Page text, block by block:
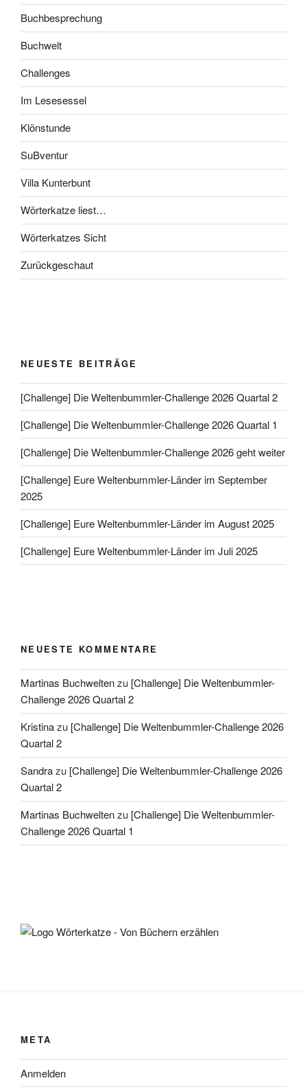
Buchbesprechung
Buchwelt
Challenges
Im Lesesessel
Klönstunde
SuBventur
Villa Kunterbunt
Wörterkatze liest…
Wörterkatzes Sicht
Zurückgeschaut
NEUESTE BEITRÄGE
[Challenge] Die Weltenbummler-Challenge 2026 Quartal 2
[Challenge] Die Weltenbummler-Challenge 2026 Quartal 1
[Challenge] Die Weltenbummler-Challenge 2026 geht weiter
[Challenge] Eure Weltenbummler-Länder im September
2025
[Challenge] Eure Weltenbummler-Länder im August 2025
[Challenge] Eure Weltenbummler-Länder im Juli 2025
NEUESTE KOMMENTARE
Martinas Buchweltenzu [Challenge] Die Weltenbummler-
Challenge 2026 Quartal 2
Kristinazu [Challenge] Die Weltenbummler-Challenge 2026
Quartal 2
Sandrazu [Challenge] Die Weltenbummler-Challenge 2026
Quartal 2
Martinas Buchweltenzu [Challenge] Die Weltenbummler-
Challenge 2026 Quartal 1
META
Anmelden